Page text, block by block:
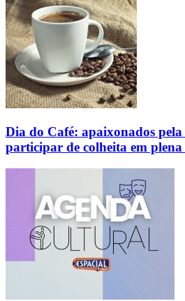
Dia do Café: apaixonados
participar de colheita em